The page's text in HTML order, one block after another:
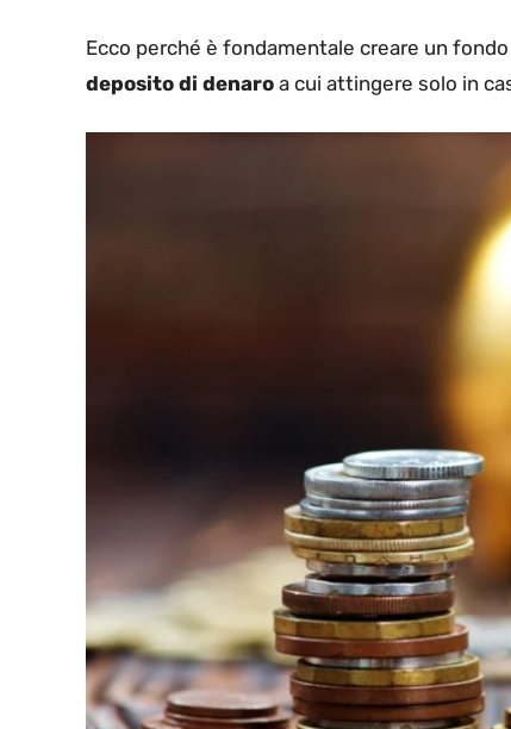
Ecco perché è fondamentale creare un
deposito di denaro a cui attingere solo in